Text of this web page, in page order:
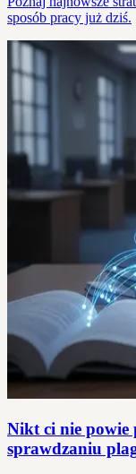
sposób pracy już dziś.
Nikt ci nie powie
sprawdzaniu